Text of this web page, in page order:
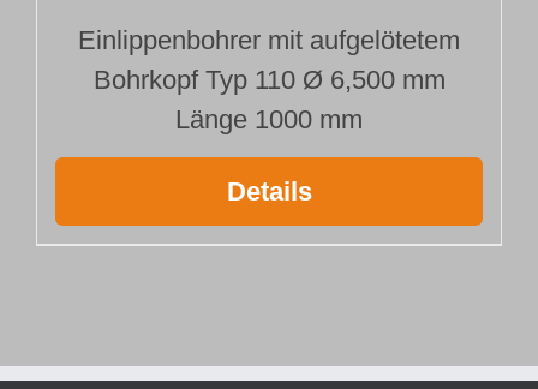
Einlippenbohrer mit aufgelötetem
Bohrkopf Typ 110 Ø 6,500 mm
Länge 1000 mm
Details